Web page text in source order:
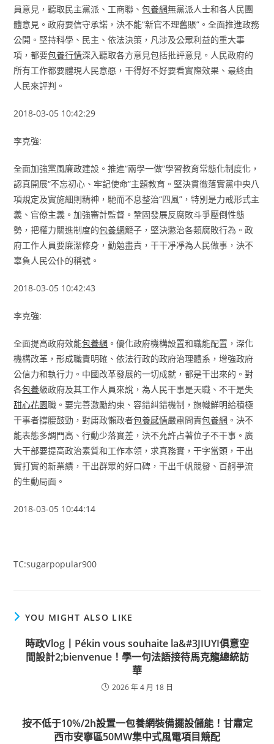
員意見，聽取民主黨派、工商聯、包養網無黨派人士和各人民團
體意見。政府要信守承諾，決不能“新官不理舊賬”。全面推進政務
公開。堅持科學、民主、依法決策，凡涉及公眾利益的重大事
項，都要包養行情深入聽取各方意見包括批評意見。人民政府的
所有工作都要體現人民意愿，干得好不好要看實際效果、最終由
人民來評判。
2018-03-05 10:42:29
李克強:
全面加強黨風廉政建設。推進“兩學一做”學習教育常態化制度化，
認真開展“不忘初心、牢記使命”主題教育。堅決貫徹落實黨中央八
項規定及實施細則精神，馳而不息整治“四風”，特別是力戒形式主
義、官僚主義。加強審計監督。鞏固發展反腐敗斗爭壓倒性態
勢，把權力關進制度的包養網籠子，堅決懲治各類腐敗行為。政
府工作人員要廉潔修身，勤勉盡責，干干凈凈為人民做事，決不
辜負人民公仆的稱號。
2018-03-05 10:42:43
李克強:
全面提高政府效能包養網 。優化政府機構設置和職能配置，深化
機構改革，形成職責明確、依法行政的政府治理體系，增強政府
公信力和執行力。中國改革發展的一切成就，都是干出來的。對
各包養級政府及其工作人員來說，為人民干事是天職、不干是失
甜心花園職。要完善激勵約束、容錯糾錯機制，旗幟鮮明給積極
干事者撐腰鼓勁，對庸政懶政者包養感情嚴肅問責包養網 。決不
能表態多調門高、行動少落實差，決不允許占著位子不干事。廣
大干部要提高政治素質和工作本領，求真務實，干字當頭，干出
實打實的新業績，干出群眾的好口碑，干出千帆競發、百舸爭流
的生動局面。
2018-03-05 10:44:14
TC:sugarpopular900
YOU MIGHT ALSO LIKE
時政Vlog丨Pékin vous souhaite la&#3JIUYI俱意空
間設計2;bienvenue！學一句法語接待馬克龍總統訪
華
2026 年 4 月 18 日
按不低于10%/2h設置一包養網裝備擺設儲能！甘肅定
西市安寧區50MW集中式風電項目競配